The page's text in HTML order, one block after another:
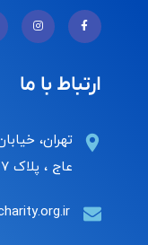
ارتباط با ما
تهران،
عاج ، پلاک ۷